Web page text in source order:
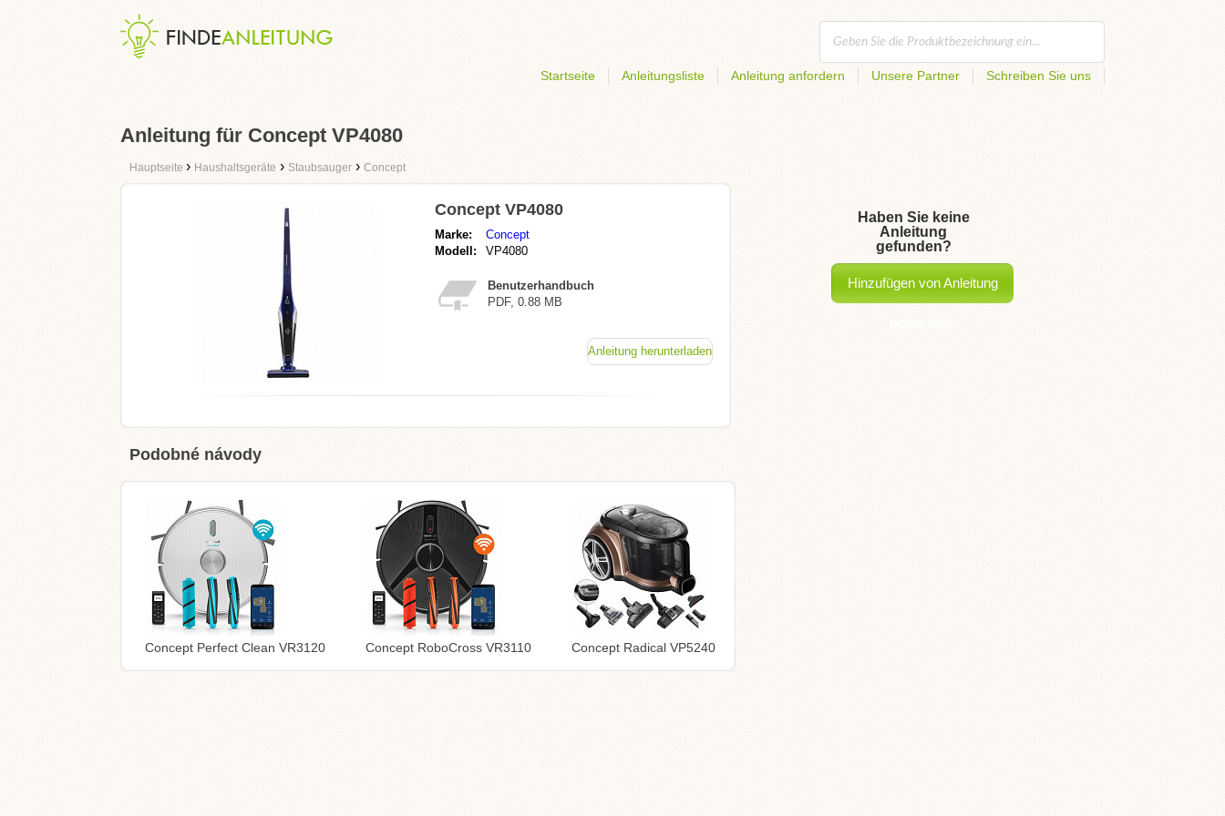
Startseite Anleitungsliste Anleitung anfordern Unsere Partner Schreiben Sie uns
Anleitung für Concept VP4080
Hauptseite › Haushaltsgeräte › Staubsauger › Concept
Concept VP4080
Marke:
Concept
Modell:
VP4080
Benutzerhandbuch
PDF, 0.88 MB
Anleitung herunterladen
Podobné návody
Concept Perfect Clean VR3120 Concept RoboCross VR3110 Concept Radical VP5240
Haben Sie keine
Anleitung
gefunden?
Hinzufügen von Anleitung